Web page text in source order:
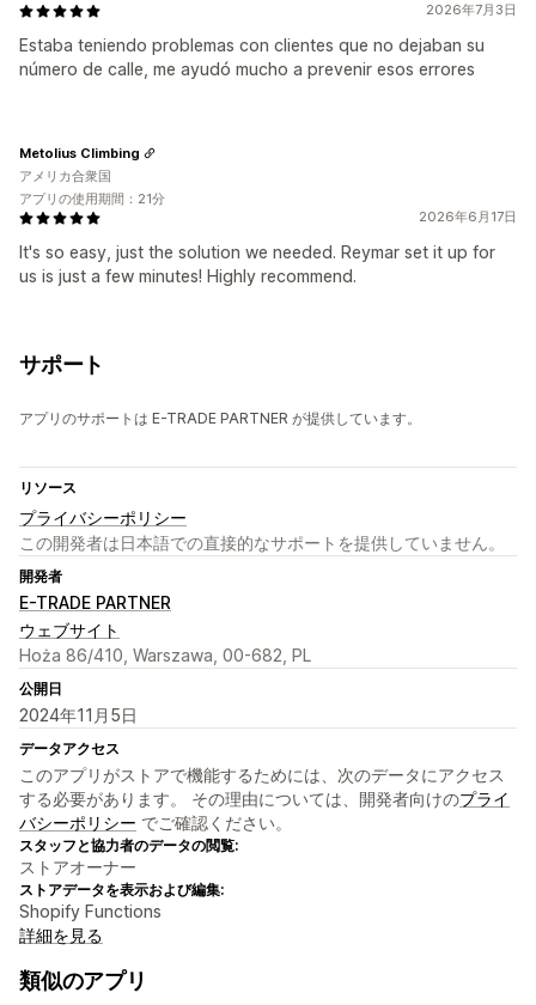
2026年7月3日
Estaba teniendo problemas con clientes que no dejaban su
número de calle, me ayudó mucho a prevenir esos errores
2026年6月17日
It's so easy, just the solution we needed. Reymar set it up for
us is just a few minutes! Highly recommend.
Metolius Climbing
アメリカ合衆国
アプリの使用期間：21分
サポート
アプリのサポートは E-TRADE PARTNER が提供しています。
リソース
プライバシーポリシー
この開発者は日本語での直接的なサポートを提供していません。
開発者
E-TRADE PARTNER
ウェブサイト
Hoża 86/410, Warszawa, 00-682, PL
公開日
2024年11月5日
データアクセス
このアプリがストアで機能するためには、次のデータにアクセス
する必要があります。 その理由については、開発者向けのプライ
バシーポリシー でご確認ください。
スタッフと協力者のデータの閲覧:
ストアオーナー
ストアデータを表示および編集:
Shopify Functions
詳細を見る
類似のアプリ